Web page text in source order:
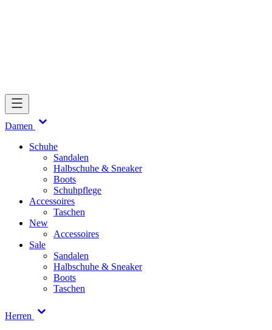
Damen
Schuhe
Sandalen
Halbschuhe & Sneaker
Boots
Schuhpflege
Accessoires
Taschen
New
Accessoires
Sale
Sandalen
Halbschuhe & Sneaker
Boots
Taschen
Herren